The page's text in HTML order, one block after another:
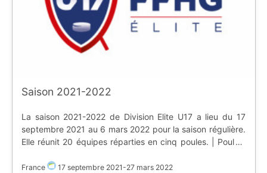
Saison 2021-2022
La saison 2021-2022 de Division Elite U17 a lieu du 17
septembre 2021 au 6 mars 2022 pour la saison régulière.
Elle réunit 20 équipes réparties en cinq poules. | Poule |
[flag:fr] **Brûleurs de Loups de Grenoble** | [Patinoire
France 17 septembre 2021-27 mars 2022